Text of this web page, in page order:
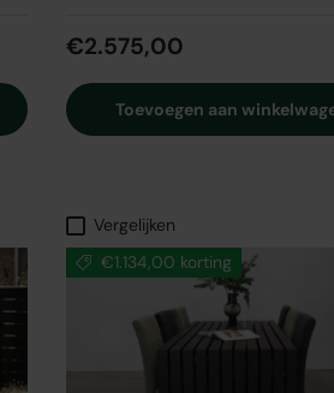
€2.575,00
Toevoegen aan
Vergelijken
€1.134,00 korting